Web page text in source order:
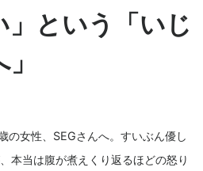
」という「いじ
女性、SEGさんへ。すいぶん優し
本当は腹が煮えくり返るほどの怒り